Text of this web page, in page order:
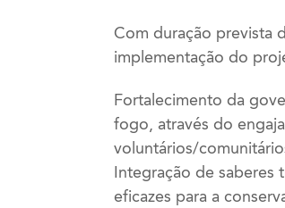
Com duração prevista
implementação do
Fortalecimento da
fogo, através do
voluntários/
Integração de saberes
eficazes para a